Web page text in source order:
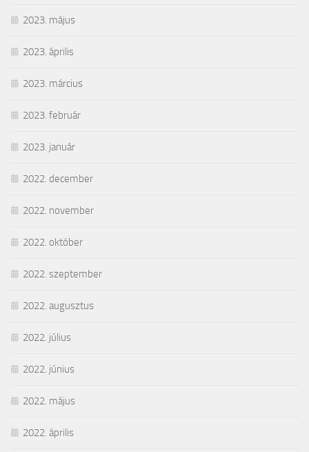
2023. május
2023. április
2023. március
2023. február
2023. január
2022. december
2022. november
2022. október
2022. szeptember
2022. augusztus
2022. július
2022. június
2022. május
2022. április